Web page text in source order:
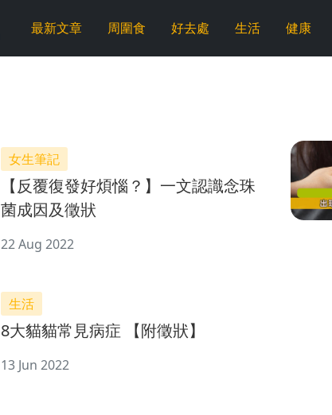
最新文章 周圍食 好去處 生活 健康
女生筆記
【反覆復發好煩惱？】一文認識念珠
菌成因及徵狀
22 Aug 2022
生活
8大貓貓常見病症 【附徵狀】
13 Jun 2022